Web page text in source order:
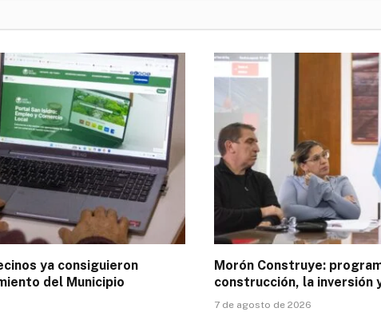
ya consiguieron
del Municipio
Morón Construye:
construcción, la inversión
7 de agosto de 2026